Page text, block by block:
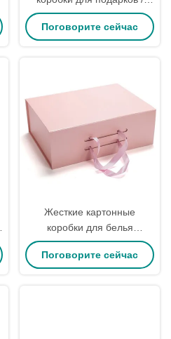
складная коробка для
подарков с магнитным
Поговорите сейчас
Жесткие картонные
коробки для белья
Складная подарочная
коробка Складные
Поговорите сейчас